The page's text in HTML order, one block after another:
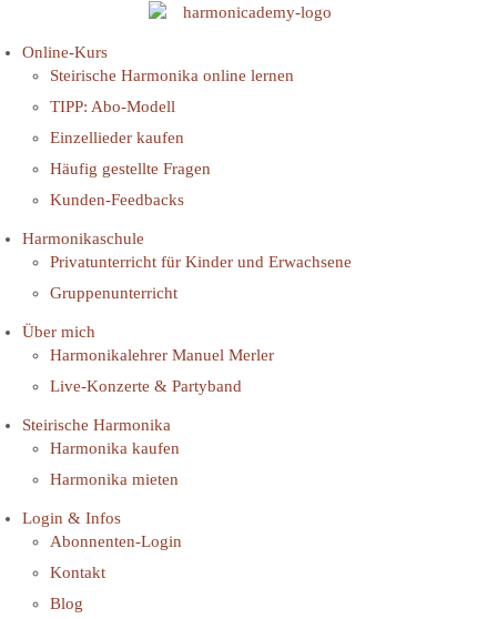
Online-Kurs
Steirische Harmonika online lernen
TIPP: Abo-Modell
Einzellieder kaufen
Häufig gestellte Fragen
Kunden-Feedbacks
Harmonikaschule
Privatunterricht für Kinder und Erwachsene
Gruppenunterricht
Über mich
Harmonikalehrer Manuel Merler
Live-Konzerte & Partyband
Steirische Harmonika
Harmonika kaufen
Harmonika mieten
Login & Infos
Abonnenten-Login
Kontakt
Blog